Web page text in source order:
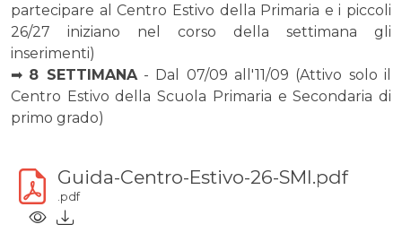
partecipare al Centro Estivo della Primaria e i piccoli
26/27 iniziano nel corso della settimana gli
inserimenti)
➡ 8 SETTIMANA- Dal 07/09 all'11/09 (Attivo solo il
Centro Estivo della Scuola Primaria e Secondaria di
primo grado)
Guida-Centro-Estivo-26-SMI.pdf
.pdf